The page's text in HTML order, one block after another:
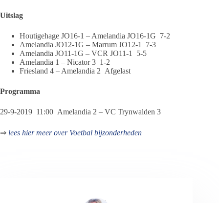
Uitslag
Houtigehage JO16-1 – Amelandia JO16-1G 7-2
Amelandia JO12-1G – Marrum JO12-1 7-3
Amelandia JO11-1G – VCR JO11-1 5-5
Amelandia 1 – Nicator 3 1-2
Friesland 4 – Amelandia 2 Afgelast
Programma
29-9-2019 11:00 Amelandia 2 – VC Trynwalden 3
⇒ lees hier meer over Voetbal bijzonderheden